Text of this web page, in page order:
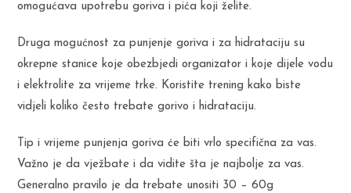
omogućava upotrebu goriva i pića koji želite.
Druga mogućnost za punjenje goriva i za hidrataciju su
okrepne stanice koje obezbjedi organizator i koje dijele vodu
i elektrolite za vrijeme trke. Koristite trening kako biste
vidjeli koliko često trebate gorivo i hidrataciju.
Tip i vrijeme punjenja goriva će biti vrlo specifična za vas.
Važno je da vježbate i da vidite šta je najbolje za vas.
Generalno pravilo je da trebate unositi 30 – 60g